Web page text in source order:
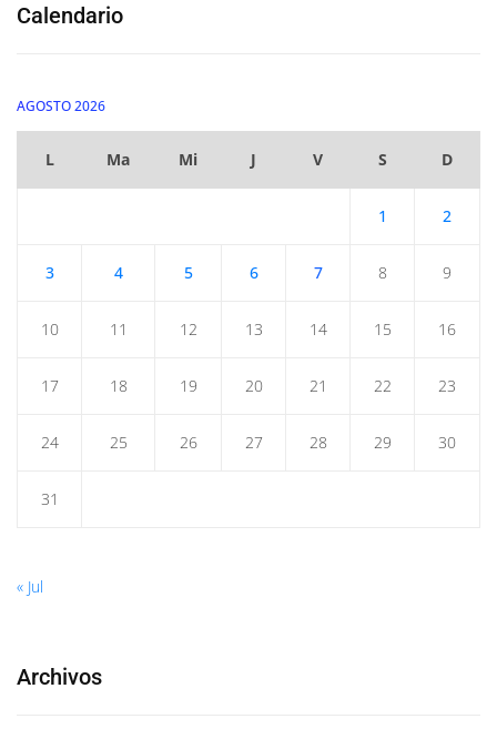
Calendario
AGOSTO 2026
L Ma Mi J V S D
1 2
3 4 5 6 7 8 9
10 11 12 13 14 15 16
17 18 19 20 21 22 23
24 25 26 27 28 29 30
31
« Jul
Archivos